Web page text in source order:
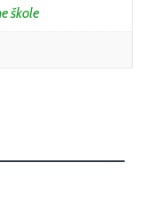
škole